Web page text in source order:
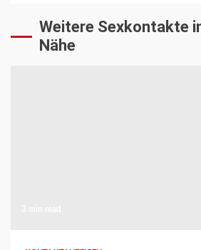
Weitere Sexkontakte
Nähe